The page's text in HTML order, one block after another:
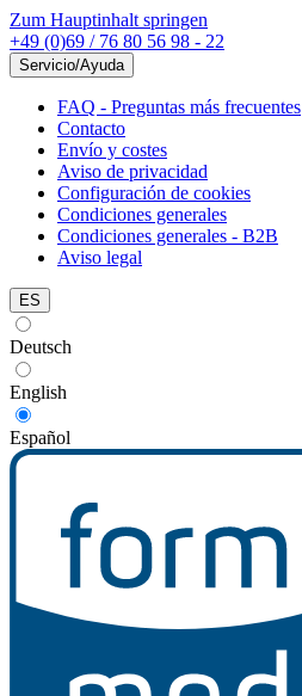
Zum Hauptinhalt springen
+49 (0)69 / 76 80 56 98 - 22
Servicio/Ayuda
FAQ - Preguntas más frecuentes
Contacto
Envío y costes
Aviso de privacidad
Configuración de cookies
Condiciones generales
Condiciones generales - B2B
Aviso legal
ES
Deutsch
English
Español